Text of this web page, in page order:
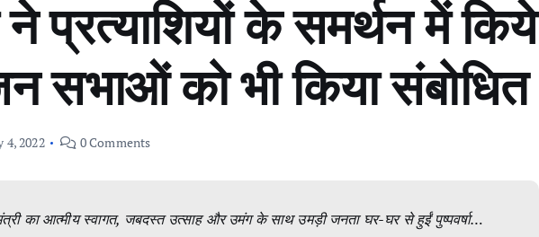
प्रत्याशियों के समर्थन में किये
सभाओं को भी किया संबोधित
4, 2022 0 Comments
का आत्मीय स्वागत, जबदस्त उत्साह और उमंग के साथ उमड़ी जनता घर-घर से हुईं पुष्पवर्षा…